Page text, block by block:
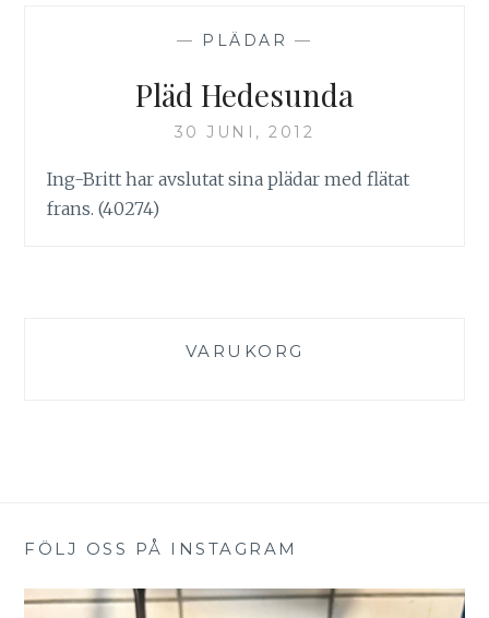
— PLÄDAR —
Pläd Hedesunda
30 JUNI, 2012
Ing-Britt har avslutat sina plädar med flätat
frans. (40274)
VARUKORG
FÖLJ OSS PÅ INSTAGRAM